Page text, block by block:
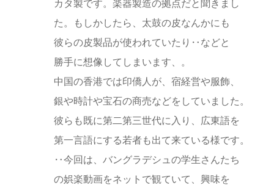
カタ製です。楽器製造の拠点だと聞きまし
た。もしかしたら、太鼓の皮なんかにも
彼らの皮製品が使われていたり‥などと
勝手に想像してしまいます、。
中国の香港では印僑人が、宿経営や服飾、
銀や時計や宝石の商売などをしていました。
彼らも既に第二第三世代に入り、広東語を
第一言語にする若者も出て来ている様です。
‥今回は、バングラデシュの学生さんたち
の娯楽動画をネットで観ていて、興味を